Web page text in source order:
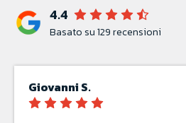
4.4
Basato su 129 recensioni
Sara P.